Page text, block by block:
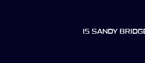
I5 SANDY